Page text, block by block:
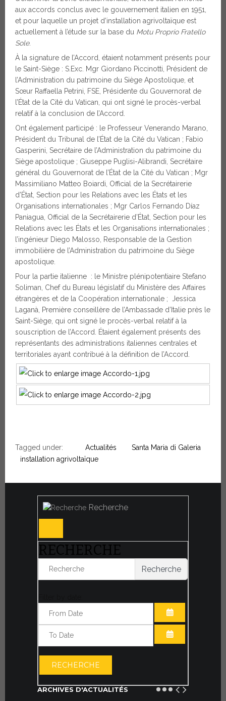
aux accords conclus avec le gouvernement italien en 1951,
et pour laquelle un projet d’installation agrivoltaïque est
actuellement à l’étude sur la base du Motu Proprio Fratello
Sole.
À la signature de l’Accord, étaient notamment présents pour
le Saint-Siège : S.Exc. Mgr Giordano Piccinotti, Président de
l’Administration du patrimoine du Siège Apostolique, et
Sœur Raffaella Petrini, FSE, Présidente du Gouvernorat de
l’État de la Cité du Vatican, qui ont signé le procès-verbal
relatif à la conclusion de l’Accord.
Ont également participé : le Professeur Venerando Marano,
Président du Tribunal de l’État de la Cité du Vatican ; Fabio
Gasperini, Secrétaire de l’Administration du patrimoine du
Siège apostolique ; Giuseppe Puglisi-Alibrandi, Secrétaire
général du Gouvernorat de l’État de la Cité du Vatican ; Mgr
Massimiliano Matteo Boiardi, Official de la Secrétairerie
d’État, Section pour les Relations avec les États et les
Organisations internationales ; Mgr Carlos Fernando Díaz
Paniagua, Official de la Secrétairerie d’État, Section pour les
Relations avec les États et les Organisations internationales ;
l’ingénieur Diego Malosso, Responsable de la Gestion
immobilière de l’Administration du patrimoine du Siège
apostolique.
Pour la partie italienne : le Ministre plénipotentiaire Stefano
Soliman, Chef du Bureau législatif du Ministère des Affaires
étrangères et de la Coopération internationale ; Jessica
Laganà, Première conseillère de l’Ambassade d’Italie près le
Saint-Siège, qui ont signé le procès-verbal relatif à la
souscription de l’Accord. Étaient également présents des
représentants des administrations italiennes centrales et
territoriales ayant contribué à la définition de l’Accord.
Tagged under: Actualités
Santa Maria di Galeria
installation agrivoltaïque
Recherche
RECHERCHE
Recherche
OUVRIR LE
RECHERCHE
ARCHIVES D'ACTUALITÉS